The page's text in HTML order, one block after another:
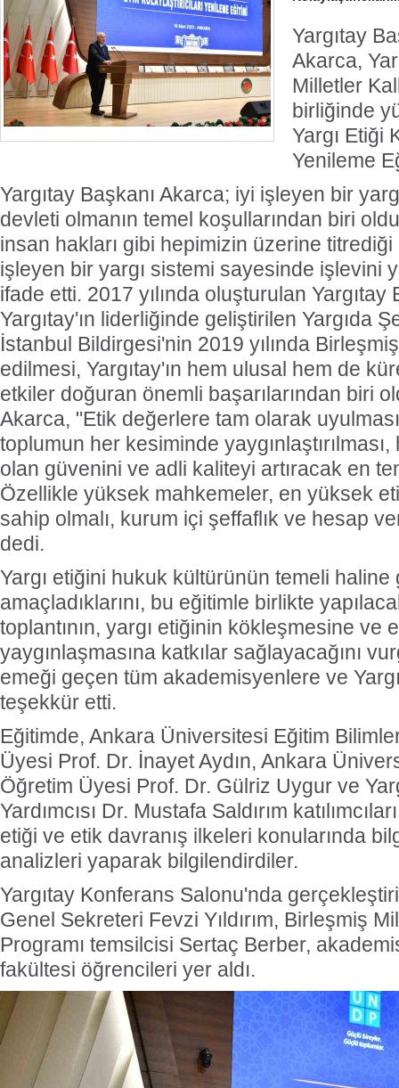
Yargıtay
Akarca,
Milletler
birliğinde
Yargı Etiği
Yenileme
Yargıtay Başkanı Akarca; iyi işleyen bir
devleti olmanın temel koşullarından biri
insan hakları gibi hepimizin üzerine
işleyen bir yargı sistemi sayesinde işlevini
ifade etti. 2017 yılında oluşturulan Yargıtay
Yargıtay'ın liderliğinde geliştirilen Yargıda
İstanbul Bildirgesi'nin 2019 yılında
edilmesi, Yargıtay'ın hem ulusal hem de
etkiler doğuran önemli başarılarından biri
Akarca, "Etik değerlere tam olarak
toplumun her kesiminde
olan güvenini ve adli kaliteyi artıracak en
Özellikle yüksek mahkemeler, en yüksek
sahip olmalı, kurum içi şeffaflık ve hesap
dedi.
Yargı etiğini hukuk kültürünün temeli haline
amaçladıklarını, bu eğitimle birlikte
toplantının, yargı etiğinin kökleşmesine ve
yaygınlaşmasına katkılar sağlayacağını
emeği geçen tüm akademisyenlere ve
teşekkür etti.
Eğitimde, Ankara Üniversitesi Eğitim
Üyesi Prof. Dr. İnayet Aydın, Ankara
Öğretim Üyesi Prof. Dr. Gülriz Uygur ve
Yardımcısı Dr. Mustafa Saldırım
etiği ve etik davranış ilkeleri konularında
analizleri yaparak bilgilendirdiler.
Yargıtay Konferans Salonu'nda
Genel Sekreteri Fevzi Yıldırım, Birleşmiş
Programı temsilcisi Sertaç Berber,
fakültesi öğrencileri yer aldı.